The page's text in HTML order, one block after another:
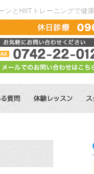
とHIITトレーニングで健康